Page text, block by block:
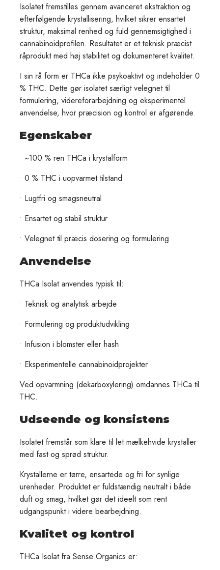
Isolatet fremstilles gennem avanceret ekstraktion og
efterfølgende krystallisering, hvilket sikrer ensartet
struktur, maksimal renhed og fuld gennemsigtighed i
cannabinoidprofilen. Resultatet er et teknisk præcist
råprodukt med høj stabilitet og dokumenteret kvalitet.
I sin rå form er THCa ikke psykoaktivt og indeholder 0
% THC. Dette gør isolatet særligt velegnet til
formulering, videreforarbejdning og eksperimentel
anvendelse, hvor præcision og kontrol er afgørende.
Egenskaber
• ~100 % ren THCa i krystalform
• 0 % THC i uopvarmet tilstand
• Lugtfri og smagsneutral
• Ensartet og stabil struktur
• Velegnet til præcis dosering og formulering
Anvendelse
THCa Isolat anvendes typisk til:
• Teknisk og analytisk arbejde
• Formulering og produktudvikling
• Infusion i blomster eller hash
• Eksperimentelle cannabinoidprojekter
Ved opvarmning (dekarboxylering) omdannes THCa til
THC.
Udseende og konsistens
Isolatet fremstår som klare til let mælkehvide krystaller
med fast og sprød struktur.
Krystallerne er tørre, ensartede og fri for synlige
urenheder. Produktet er fuldstændig neutralt i både
duft og smag, hvilket gør det ideelt som rent
udgangspunkt i videre bearbejdning.
Kvalitet og kontrol
THCa Isolat fra Sense Organics er: